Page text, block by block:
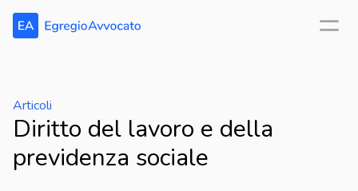
Articoli
Diritto del lavoro e della
previdenza sociale